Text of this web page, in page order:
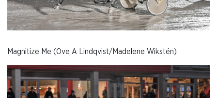
Magnitize Me (Ove A Lindqvist/Madelene Wikstén)